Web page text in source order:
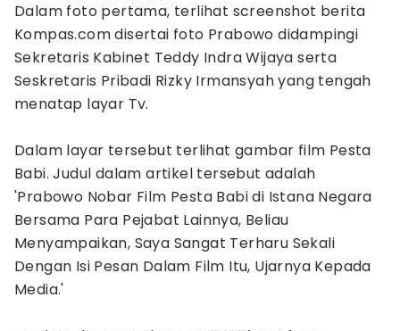
Dalam foto pertama, terlihat screenshot berita
Kompas.com disertai foto Prabowo didampingi
Sekretaris Kabinet Teddy Indra Wijaya serta
Seskretaris Pribadi Rizky Irmansyah yang tengah
menatap layar Tv.
Dalam layar tersebut terlihat gambar film Pesta
Babi. Judul dalam artikel tersebut adalah
'Prabowo Nobar Film Pesta Babi di Istana Negara
Bersama Para Pejabat Lainnya, Beliau
Menyampaikan, Saya Sangat Terharu Sekali
Dengan Isi Pesan Dalam Film Itu, Ujarnya Kepada
Media.'